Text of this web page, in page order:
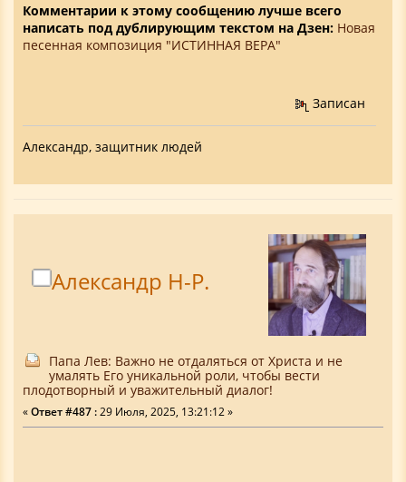
Комментарии к этому сообщению лучше всего
написать под дублирующим текстом на Дзен: Новая
песенная композиция "ИСТИННАЯ ВЕРА"
Записан
Александр, защитник людей
Александр Н-Р.
Папа Лев: Важно не отдаляться от Христа и не
умалять Его уникальной роли, чтобы вести
плодотворный и уважительный диалог!
«Ответ #487 : 29 Июля, 2025, 13:21:12 »